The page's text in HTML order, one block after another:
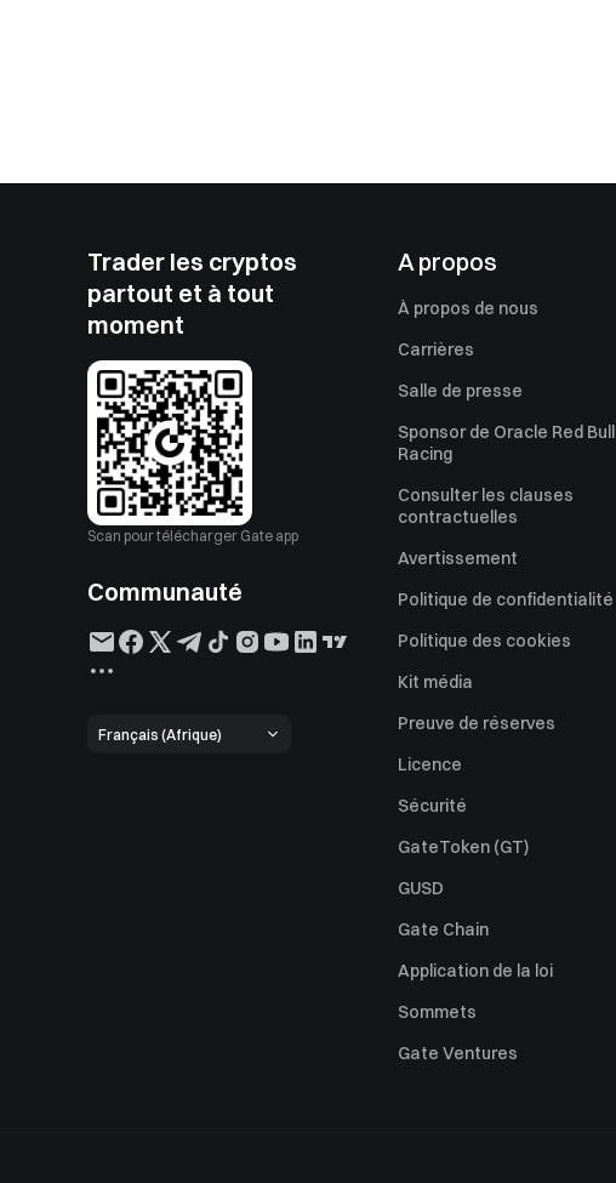
Trader les cryptos
partout et à tout
moment
Scan pour télécharger Gate app
Communauté
Français (Afrique)
A propos
À propos de nous
Carrières
Salle de presse
Sponsor de Oracle Red Bull
Racing
Consulter les clauses
contractuelles
Avertissement
Politique de confidentialité
Politique des cookies
Kit média
Preuve de réserves
Licence
Sécurité
GateToken (GT)
GUSD
Gate Chain
Application de la loi
Sommets
Gate Ventures